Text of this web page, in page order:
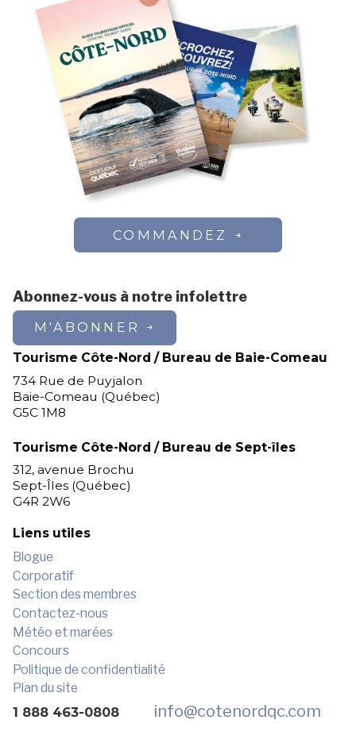
COMMANDEZ
Abonnez-vous à notre infolettre
M'ABONNER
Tourisme Côte-Nord / Bureau de Baie-Comeau
734 Rue de Puyjalon
Baie-Comeau (Québec)
G5C 1M8
Tourisme Côte-Nord / Bureau de Sept-îles
312, avenue Brochu
Sept-Îles (Québec)
G4R 2W6
Liens utiles
Blogue
Corporatif
Section des membres
Contactez-nous
Météo et marées
Concours
Politique de confidentialité
Plan du site
1 888 463-0808 info@cotenordqc.com